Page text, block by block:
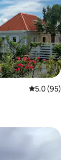
คะแนนเฉลี่ย
5.0 (95)